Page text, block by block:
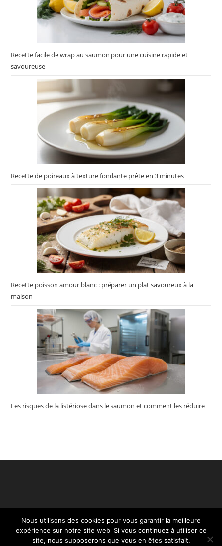
Recette facile de wrap au saumon pour une cuisine rapide et
savoureuse
Recette de poireaux à texture fondante prête en 3 minutes
Recette poisson amour blanc : préparer un plat savoureux à la
maison
Les risques de la listériose dans le saumon et comment les réduire
Nous utilisons des cookies pour vous garantir la meilleure
expérience sur notre site web. Si vous continuez à utiliser ce
site, nous supposerons que vous en êtes satisfait.